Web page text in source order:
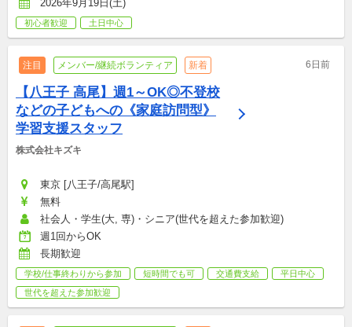
2026年9月19日(土)
初心者歓迎 土日中心
注目 メンバー/継続ボランティア 新着 6日前
【八王子 高尾】週1～OK◎不登校
などの子どもへの《家庭訪問型》
学習支援スタッフ
株式会社キズキ
東京 [八王子/高尾駅]
無料
社会人・学生(大, 専)・シニア(世代を超えた参加歓迎)
週1回からOK
長期歓迎
学校/仕事終わりから参加 短時間でも可 交通費支給
平日中心
世代を超えた参加歓迎